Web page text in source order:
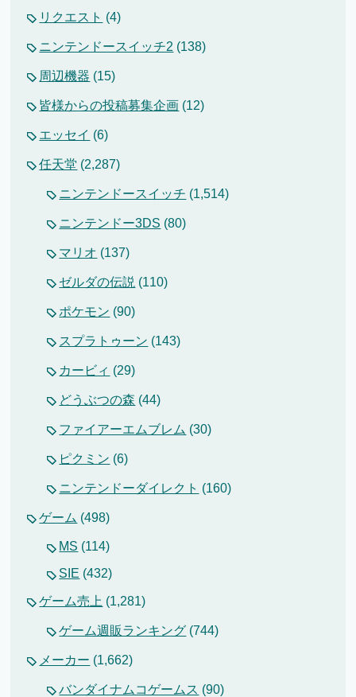
リクエスト (4)
ニンテンドースイッチ2 (138)
周辺機器 (15)
皆様からの投稿募集企画 (12)
エッセイ (6)
任天堂 (2,287)
ニンテンドースイッチ (1,514)
ニンテンドー3DS (80)
マリオ (137)
ゼルダの伝説 (110)
ポケモン (90)
スプラトゥーン (143)
カービィ (29)
どうぶつの森 (44)
ファイアーエムブレム (30)
ピクミン (6)
ニンテンドーダイレクト (160)
ゲーム (498)
MS (114)
SIE (432)
ゲーム売上 (1,281)
ゲーム週販ランキング (744)
メーカー (1,662)
バンダイナムコゲームス (90)